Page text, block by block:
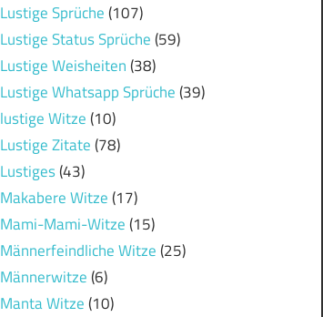
Lustige Sprüche(107)
Lustige Status Sprüche(59)
Lustige Weisheiten(38)
Lustige Whatsapp Sprüche(39)
lustige Witze(10)
Lustige Zitate(78)
Lustiges(43)
Makabere Witze(17)
Mami-Mami-Witze(15)
Männerfeindliche Witze(25)
Männerwitze(6)
Manta Witze(10)